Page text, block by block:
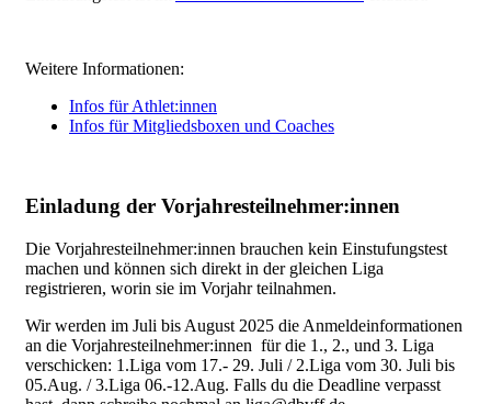
Weitere Informationen:
Infos für Athlet:innen
Infos für Mitgliedsboxen und Coaches
Einladung der Vorjahresteilnehmer:innen
Die Vorjahresteilnehmer:innen brauchen kein Einstufungstest
machen und können sich direkt in der gleichen Liga
registrieren, worin sie im Vorjahr teilnahmen.
Wir werden im Juli bis August 2025 die Anmeldeinformationen
an die Vorjahresteilnehmer:innen für die 1., 2., und 3. Liga
verschicken: 1.Liga vom 17.- 29. Juli / 2.Liga vom 30. Juli bis
05.Aug. / 3.Liga 06.-12.Aug. Falls du die Deadline verpasst